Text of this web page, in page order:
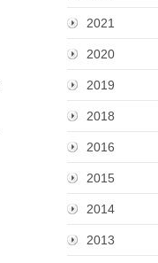
2021
2020
2019
2018
2016
2015
2014
2013